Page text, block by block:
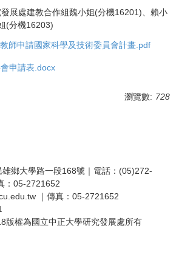
展處建教合作組魏小姐(分機16201)、 賴小
(分機16203)
師申請國家科學及技術委員會計畫.pdf
申請表.docx
瀏覽數: 728
鄉大學路一段168號｜電話：(05)272-
：05-2721652
｜傳真：05-2721652
版權為國立中正大學研究發展處所有